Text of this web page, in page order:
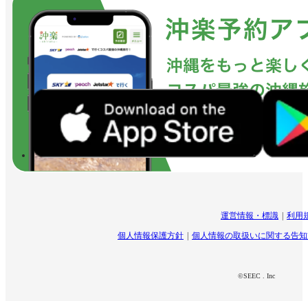
運営情報・標識 利用
個人情報保護方針 個人情報の取扱いに関する告
©SEEC . Inc